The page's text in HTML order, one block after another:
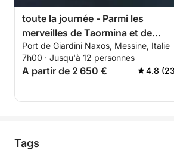
toute la journée - Parmi les
merveilles de Taormina et de
l'Etna
Port de Giardini Naxos, Messine, Italie
7h00 · Jusqu'à 12 personnes
A partir de 2 650 € 4.8
Tags